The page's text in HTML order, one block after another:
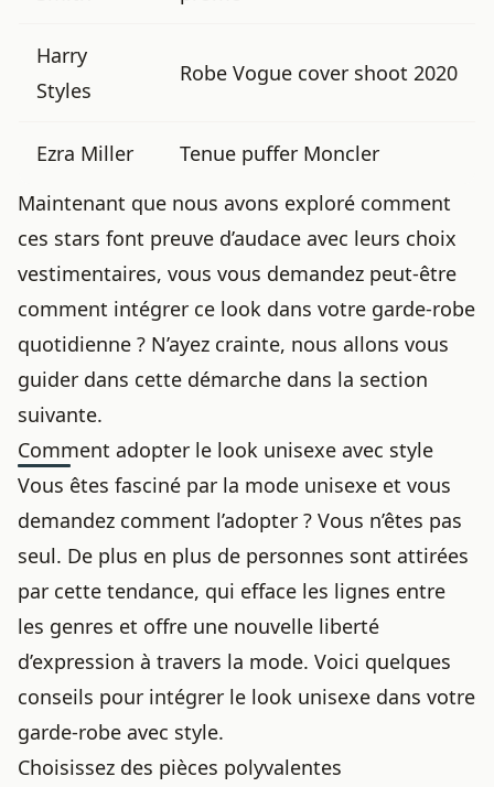
Harry
Styles
Robe Vogue cover shoot 2020
Ezra Miller
Tenue puffer Moncler
Maintenant que nous avons exploré comment
ces stars font preuve d’audace avec leurs choix
vestimentaires, vous vous demandez peut-être
comment intégrer ce look dans votre garde-robe
quotidienne ? N’ayez crainte, nous allons vous
guider dans cette démarche dans la section
suivante.
Comment adopter le look unisexe avec style
Vous êtes fasciné par la mode unisexe et vous
demandez comment l’adopter ? Vous n’êtes pas
seul. De plus en plus de personnes sont attirées
par cette tendance, qui efface les lignes entre
les genres et offre une nouvelle liberté
d’expression à travers la mode. Voici quelques
conseils pour intégrer le look unisexe dans votre
garde-robe avec style.
Choisissez des pièces polyvalentes